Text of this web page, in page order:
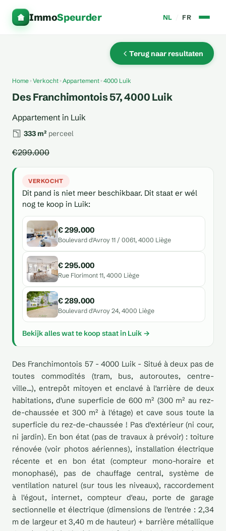
ImmoSpeurder NL FR
Terug naar resultaten
Home Verkocht Appartement 4000 Luik
Des Franchimontois 57, 4000 Luik
Appartement in Luik
333 m² perceel
€299.000
VERKOCHT
Dit pand is niet meer beschikbaar. Dit staat er wél
nog te koop in Luik:
€ 299.000
Boulevard d'Avroy 11 / 0061, 4000 Liège
€ 295.000
Rue Florimont 11, 4000 Liège
€ 289.000
Boulevard d'Avroy 24, 4000 Liège
Bekijk alles wat te koop staat in Luik →
Des Franchimontois 57 - 4000 Luik - Situé à deux pas de
toutes commodités (tram, bus, autoroutes, centre-
ville...), entrepôt mitoyen et enclavé à l'arrière de deux
habitations, d'une superficie de 600 m² (300 m² au rez-
de-chaussée et 300 m² à l'étage) et cave sous toute la
superficie du rez-de-chaussée ! Pas d'extérieur (ni cour,
ni jardin). En bon état (pas de travaux à prévoir) : toiture
rénovée (voir photos aériennes), installation électrique
récente et en bon état (compteur mono-horaire et
monophasé), pas de chauffage central, système de
ventilation naturel (sur tous les niveaux), raccordement
à l'égout, internet, compteur d'eau, porte de garage
sectionnelle et électrique (dimensions de l'entrée : 2,34
m de largeur et 3,40 m de hauteur) + barrière métallique